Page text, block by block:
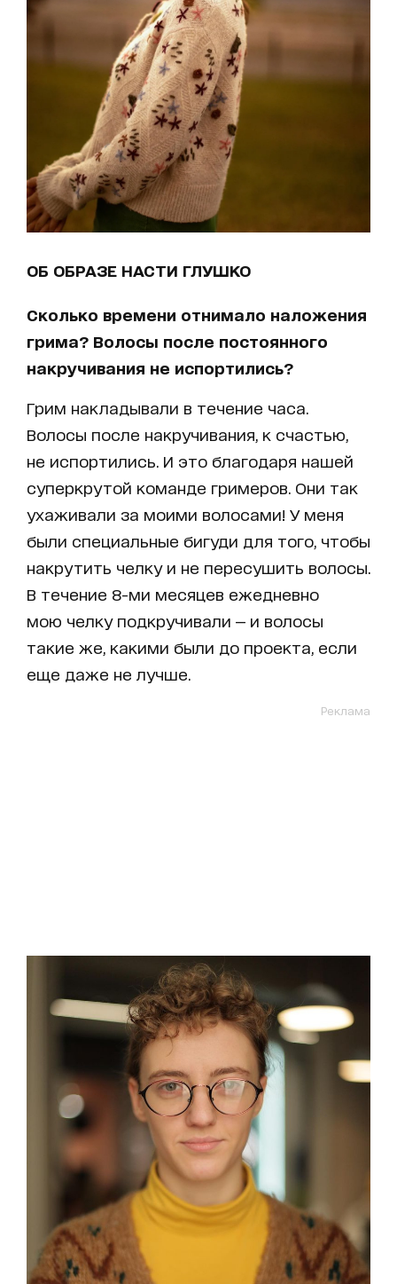
ОБ ОБРАЗЕ НАСТИ ГЛУШКО
Сколько времени отнимало наложения
грима? Волосы после постоянного
накручивания не испортились?
Грим накладывали в течение часа.
Волосы после накручивания, к счастью,
не испортились. И это благодаря нашей
суперкрутой команде гримеров. Они так
ухаживали за моими волосами! У меня
были специальные бигуди для того, чтобы
накрутить челку и не пересушить волосы.
В течение 8-ми месяцев ежедневно
мою челку подкручивали — и волосы
такие же, какими были до проекта, если
еще даже не лучше.
Реклама